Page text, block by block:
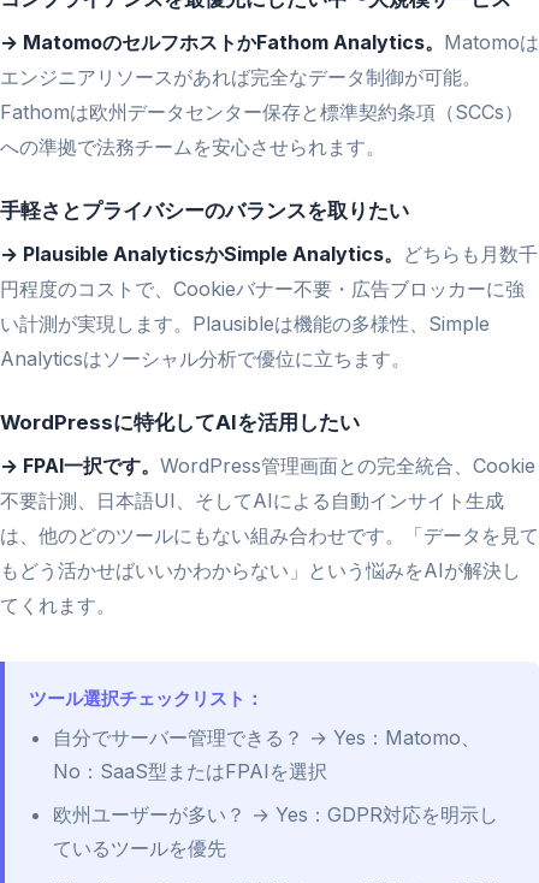
→ MatomoのセルフホストかFathom Analytics。 Matomoは
エンジニアリソースがあれば完全なデータ制御が可能。
Fathomは欧州データセンター保存と標準契約条項（SCCs）
への準拠で法務チームを安心させられます。
手軽さとプライバシーのバランスを取りたい
→ Plausible AnalyticsかSimple Analytics。 どちらも月数千
円程度のコストで、Cookieバナー不要・広告ブロッカーに強
い計測が実現します。Plausibleは機能の多様性、Simple
Analyticsはソーシャル分析で優位に立ちます。
WordPressに特化してAIを活用したい
→ FPAI一択です。 WordPress管理画面との完全統合、Cookie
不要計測、日本語UI、そしてAIによる自動インサイト生成
は、他のどのツールにもない組み合わせです。「データを見て
もどう活かせばいいかわからない」という悩みをAIが解決し
てくれます。
ツール選択チェックリスト：
自分でサーバー管理できる？ → Yes：Matomo、
No：SaaS型またはFPAIを選択
欧州ユーザーが多い？ → Yes：GDPR対応を明示し
ているツールを優先